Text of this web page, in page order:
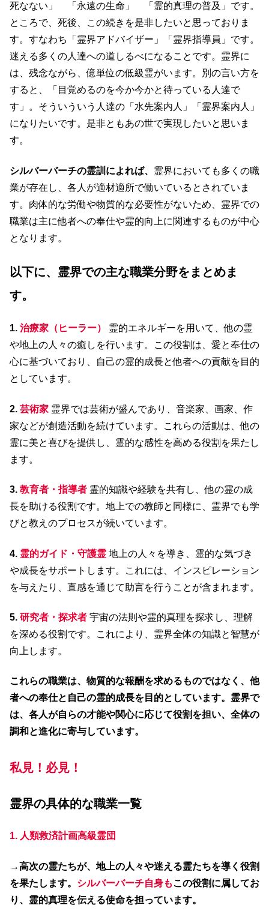
死なない」 「永遠の生命」 「霊的真理の普及」です。
ところで、死後、この続きを是非したいと思っておりま
す。すなわち「霊界アドバイザー」「霊界指導員」です。
迷える多くの人達への道しるべになることです。霊界に
は、残念ながら、億単位の低級霊がいます。別の言い方を
すると、「目覚めるのを今か今かと待っている人達で
す」。そういういう人達の「水先案内人」「霊界案内人」
になりたいです。是非ともあの世で実現したいと思いま
す。
シルバーバーチの霊訓によれば、 霊界においても多くの職
業が存在し、各人が適材適所で働いているとされていま
す。​肉体的な労働や物質的な必要性がないため、霊界での
職業は主に他者への奉仕や霊的向上に関連するものが中心
となります。​
以下に、霊界での主な職業分野をまとめま
す。
1. 治療家（ヒーラー）
霊的エネルギーを用いて、他の霊
や地上の人々の癒しを行います。​この役割は、愛と奉仕の
心に基づいており、自己の霊的成長と他者への貢献を目的
としています。 ​
2. 芸術家 霊界では芸術が盛んであり、音楽家、画家、作
家などが創造活動を続けています。​これらの活動は、他の
霊に美と喜びを提供し、霊的な感性を高める役割を果たし
ます。​
3. 教育者・指導者 霊的知識や経験を共有し、他の霊の成
長を助ける役割です。​地上での教師と同様に、霊界でも学
びと教えのプロセスが続いています。​
4. 霊的ガイド・守護霊 地上の人々を導き、霊的な気づき
や成長をサポートします。​これには、インスピレーション
を与えたり、直感を通じて助言を行うことが含まれます。​
5. 研究者・探求者 宇宙の法則や霊的真理を探求し、理解
を深める役割です。​これにより、霊界全体の知識と智慧が
向上します。​
これらの職業は、物質的な報酬を求めるものではなく、他
者への奉仕と自己の霊的成長を目的としています。​霊界で
は、各人が自らの才能や関心に応じて役割を担い、全体の
調和と進化に寄与しています。​
私見！必見！
霊界の具体的な職業一覧
1. 人類救済計画高級霊団
→高次の霊たちが、地上の人々や迷える霊たちを導く役割
を果たします。 シルバーバーチ自身もこの役割に属してお
り、霊的真理を伝える使命を担っています。